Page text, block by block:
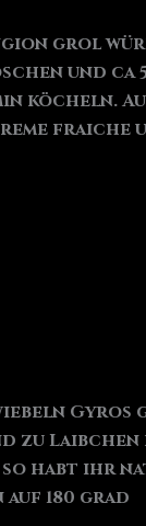
grol
und ca
köcheln.
fraiche
zu
habt ihr
auf 180 grad